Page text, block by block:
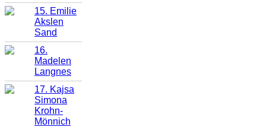
15. Emilie
Akslen
Sand
16.
Madelen
Langnes
17. Kajsa
Simona
Krohn-
Mönnich